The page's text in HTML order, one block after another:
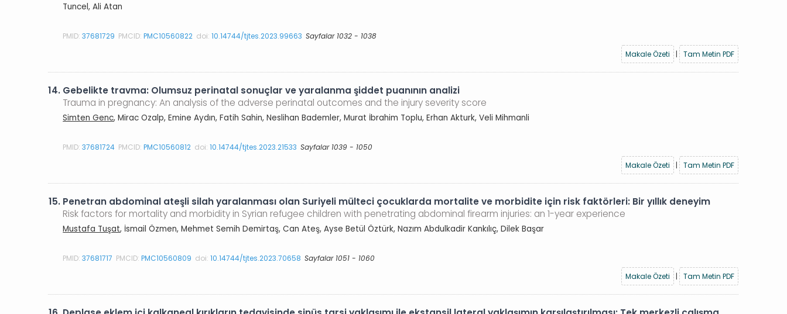
Tuncel, Ali Atan
PMID:37681729 PMCID:PMC10560822 doi:10.14744/tjtes.2023.99663 Sayfalar 1032 - 1038
Makale Özeti
| Tam Metin PDF
14. Gebelikte travma: Olumsuz perinatal sonuçlar ve yaralanma şiddet puanının analizi
Trauma in pregnancy: An analysis of the adverse perinatal outcomes and the injury severity score
Simten Genc, Mirac Ozalp, Emine Aydın, Fatih Sahin, Neslihan Bademler, Murat İbrahim Toplu, Erhan Akturk, Veli Mihmanli
PMID:37681724 PMCID:PMC10560812 doi:10.14744/tjtes.2023.21533 Sayfalar 1039 - 1050
Makale Özeti
| Tam Metin PDF
15. Penetran abdominal ateşli silah yaralanması olan Suriyeli mülteci çocuklarda mortalite ve morbidite için risk faktörleri: Bir yıllık deneyim
Risk factors for mortality and morbidity in Syrian refugee children with penetrating abdominal firearm injuries: an 1-year experience
Mustafa Tuşat, İsmail Özmen, Mehmet Semih Demirtaş, Can Ateş, Ayse Betül Öztürk, Nazım Abdulkadir Kankılıç, Dilek Başar
PMID:37681717 PMCID:PMC10560809 doi:10.14744/tjtes.2023.70658 Sayfalar 1051 - 1060
Makale Özeti
| Tam Metin PDF